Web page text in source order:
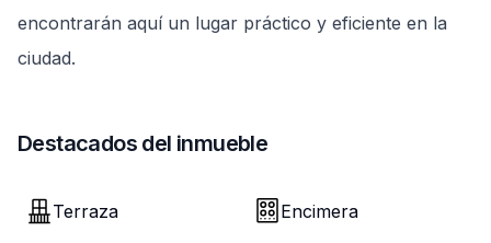
encontrarán aquí un lugar práctico y eficiente en la
ciudad.
Destacados del inmueble
Terraza Encimera